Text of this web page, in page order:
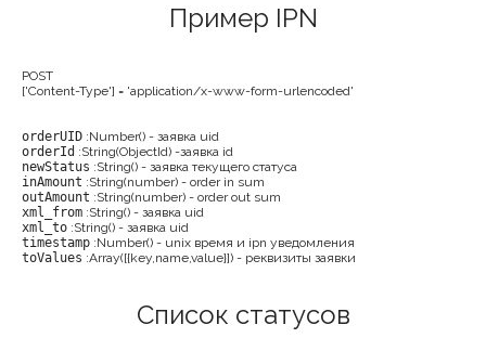
Пример IPN
POST
['Content-Type'] = 'application/x-www-form-urlencoded'
orderUID :Number() - заявка uid
orderId :String(ObjectId) -заявка id
newStatus :String() - заявка текущего статуса
inAmount :String(number) - order in sum
outAmount :String(number) - order out sum
xml_from :String() - заявка uid
xml_to :String() - заявка uid
timestamp :Number() - unix время и ipn уведомления
toValues :Array([{key,name,value}]) - реквизиты заявки
Список статусов